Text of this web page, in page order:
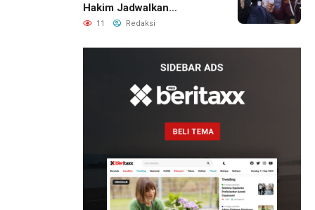
Hakim Jadwalkan
Pemanggilan Ulang BPR
11 Redaksi
16 jam lalu
Pemilik
Royal
Phone